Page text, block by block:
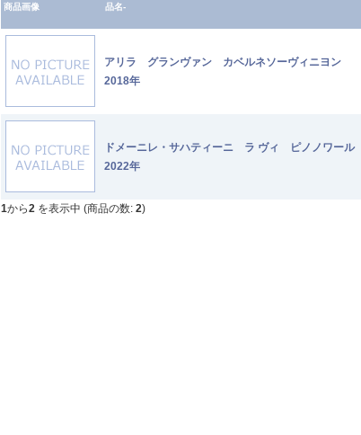
商品画像 品名-
アリラ グランヴァン カベルネソーヴィニヨン
2018年
ドメーニレ・サハティーニ ラ ヴィ ピノノワール
2022年
1から2 を表示中 (商品の数: 2)